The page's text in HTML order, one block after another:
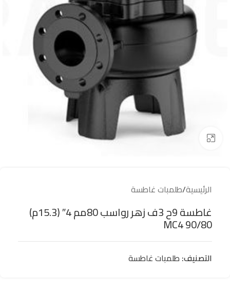
Click to enlarge
الرئيسية/طلمبات غاطسة
غاطسة 9ح 3ف زهر رواسب 80مم 4″ (15.3م)
MC4 90/80
التصنيف: طلمبات غاطسة